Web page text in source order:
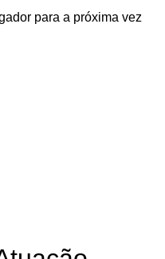
para a próxima vez